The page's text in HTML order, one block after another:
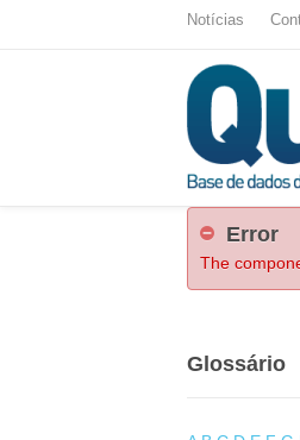
Notícias
Error
The
Glossário